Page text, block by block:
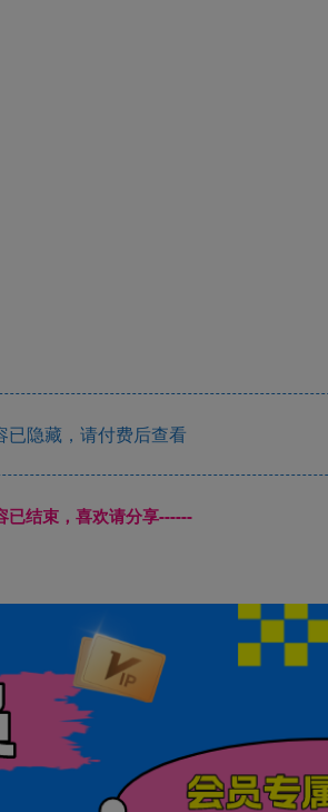
已隐藏，请付费后查看
已结束，喜欢请分享------